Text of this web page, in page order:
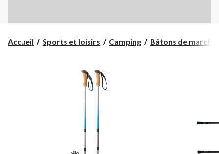
Accueil Sports et loisirs Camping Bâtons de marche